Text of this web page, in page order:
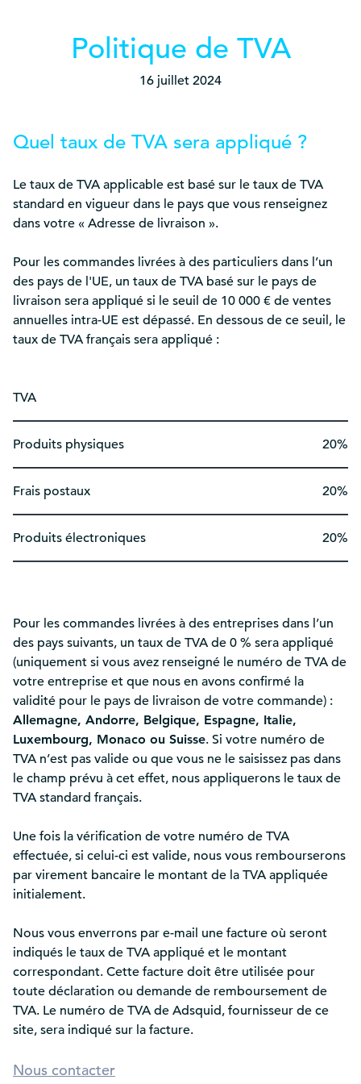
Politique de TVA
16 juillet 2024
Quel taux de TVA sera appliqué ?
Le taux de TVA applicable est basé sur le taux de TVA
standard en vigueur dans le pays que vous renseignez
dans votre « Adresse de livraison ».
Pour les commandes livrées à des particuliers dans l’un
des pays de l'UE, un taux de TVA basé sur le pays de
livraison sera appliqué si le seuil de 10 000 € de ventes
annuelles intra-UE est dépassé. En dessous de ce seuil, le
taux de TVA français sera appliqué :
TVA
Produits physiques 20%
Frais postaux 20%
Produits électroniques 20%
Pour les commandes livrées à des entreprises dans l’un
des pays suivants, un taux de TVA de 0 % sera appliqué
(uniquement si vous avez renseigné le numéro de TVA de
votre entreprise et que nous en avons confirmé la
validité pour le pays de livraison de votre commande) :
Allemagne, Andorre, Belgique, Espagne, Italie,
Luxembourg, Monaco ou Suisse. Si votre numéro de
TVA n’est pas valide ou que vous ne le saisissez pas dans
le champ prévu à cet effet, nous appliquerons le taux de
TVA standard français.
Une fois la vérification de votre numéro de TVA
effectuée, si celui-ci est valide, nous vous rembourserons
par virement bancaire le montant de la TVA appliquée
initialement.
Nous vous enverrons par e-mail une facture où seront
indiqués le taux de TVA appliqué et le montant
correspondant. Cette facture doit être utilisée pour
toute déclaration ou demande de remboursement de
TVA. Le numéro de TVA de Adsquid, fournisseur de ce
site, sera indiqué sur la facture.
Nous contacter